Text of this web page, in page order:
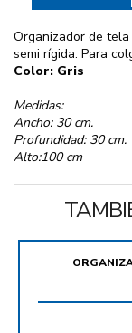
Organizador de
semi rígida. Para
Color: Gris
Medidas:
Ancho: 30 cm.
Profundidad: 30 cm.
Alto:100 cm